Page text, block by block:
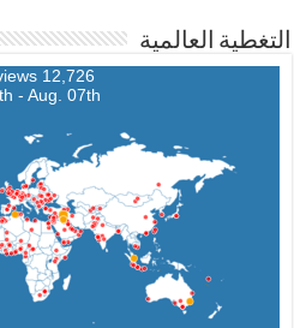
التغطية العالمية
12,726 Pageviews
- Aug. 07th